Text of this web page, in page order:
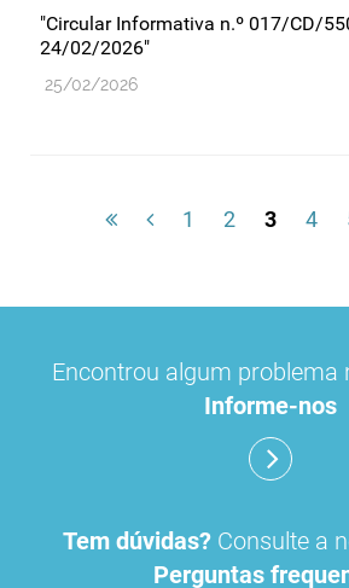
"Circular Informativa n.º 017/CD/
24/02/2026"
25/02/2026
1 2 3 4
Encontrou algum problema
Informe-nos
Tem dúvidas? Consulte a
Perguntas